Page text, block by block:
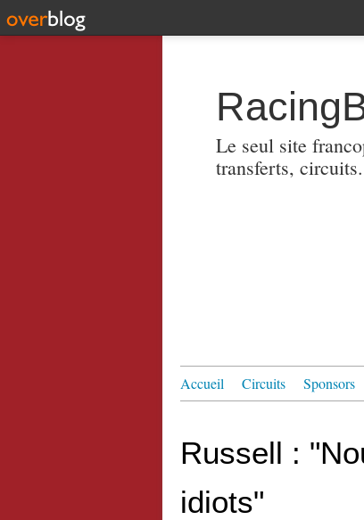
Le seul site
transferts,
Accueil Circuits Sponsors
Russell :
idiots"